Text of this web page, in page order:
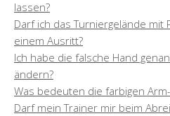
lassen?
Darf ich das Turniergelände mit
einem Ausritt?
Ich habe die falsche Hand
ändern?
Was bedeuten die farbigen
Darf mein Trainer mir beim